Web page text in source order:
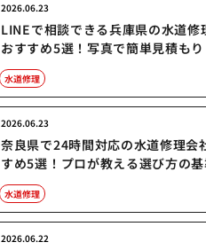
LINEで相談できる兵庫県の水道修
おすすめ5選！写真で簡単見積もり
2026.06.23
水道修理
奈良県で24時間対応の水道修理会
すめ5選！プロが教える選び方の
2026.06.23
水道修理
2026.06.22